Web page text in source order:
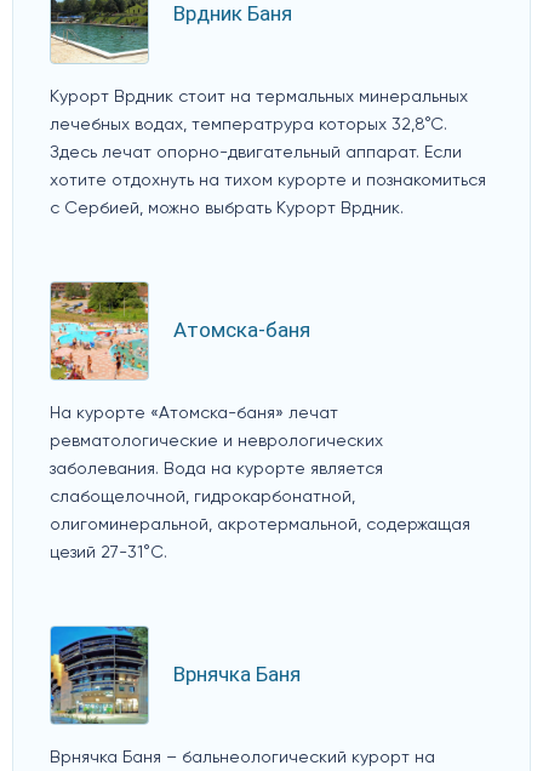
Врдник Баня
Курорт Врдник стоит на термальных минеральных
лечебных водах, температрура которых 32,8°С.
Здесь лечат опорно-двигательный аппарат. Если
хотите отдохнуть на тихом курорте и познакомиться
с Сербией, можно выбрать Курорт Врдник.
Атомска-баня
На курорте «Атомска-баня» лечат
ревматологические и неврологических
заболевания. Вода на курорте является
слабощелочной, гидрокарбонатной,
олигоминеральной, акротермальной, содержащая
цезий 27-31°C.
Врнячка Баня
Врнячка Баня – бальнеологический курорт на